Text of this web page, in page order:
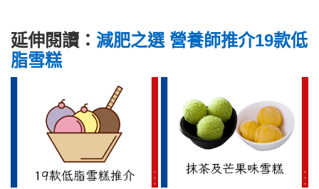
延伸閱讀： 減肥之選 營養師推介19款低
脂雪糕